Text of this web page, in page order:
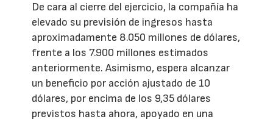
De cara al cierre del ejercicio, la compañía ha
elevado su previsión de ingresos hasta
aproximadamente 8.050 millones de dólares,
frente a los 7.900 millones estimados
anteriormente. Asimismo, espera alcanzar
un beneficio por acción ajustado de 10
dólares, por encima de los 9,35 dólares
previstos hasta ahora, apoyado en una